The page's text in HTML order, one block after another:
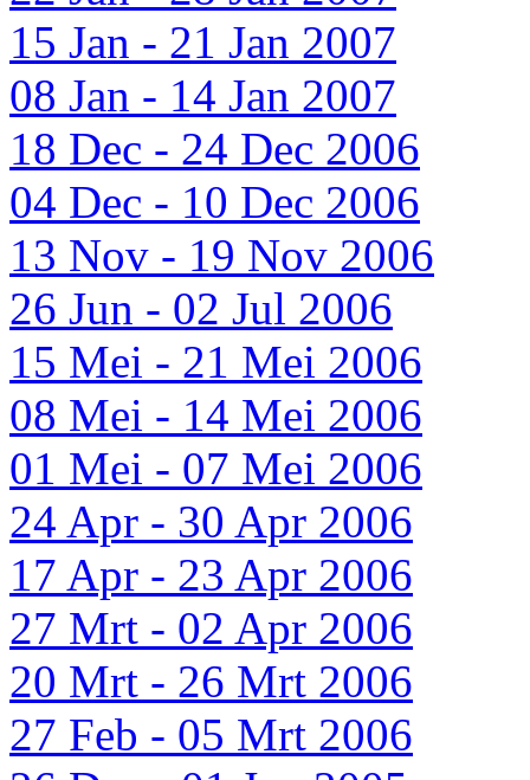
15 Jan - 21 Jan 2007
08 Jan - 14 Jan 2007
18 Dec - 24 Dec 2006
04 Dec - 10 Dec 2006
13 Nov - 19 Nov 2006
26 Jun - 02 Jul 2006
15 Mei - 21 Mei 2006
08 Mei - 14 Mei 2006
01 Mei - 07 Mei 2006
24 Apr - 30 Apr 2006
17 Apr - 23 Apr 2006
27 Mrt - 02 Apr 2006
20 Mrt - 26 Mrt 2006
27 Feb - 05 Mrt 2006